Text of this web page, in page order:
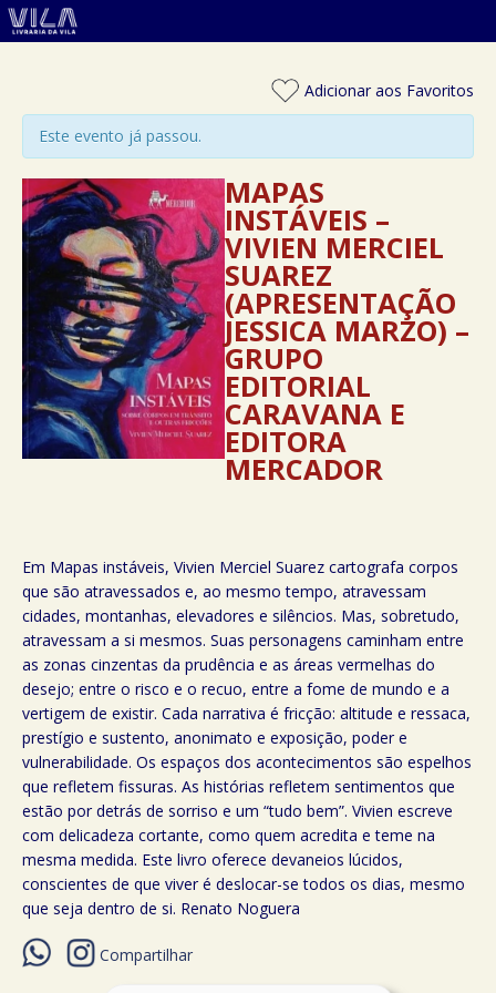
Adicionar aos Favoritos
Este evento já passou.
MAPAS
INSTÁVEIS –
VIVIEN MERCIEL
SUAREZ
(APRESENTAÇÃO
JESSICA MARZO) –
GRUPO
EDITORIAL
CARAVANA E
EDITORA
MERCADOR
Em Mapas instáveis, Vivien Merciel Suarez cartografa corpos
que são atravessados e, ao mesmo tempo, atravessam
cidades, montanhas, elevadores e silêncios. Mas, sobretudo,
atravessam a si mesmos. Suas personagens caminham entre
as zonas cinzentas da prudência e as áreas vermelhas do
desejo; entre o risco e o recuo, entre a fome de mundo e a
vertigem de existir. Cada narrativa é fricção: altitude e ressaca,
prestígio e sustento, anonimato e exposição, poder e
vulnerabilidade. Os espaços dos acontecimentos são espelhos
que refletem fissuras. As histórias refletem sentimentos que
estão por detrás de sorriso e um “tudo bem”. Vivien escreve
com delicadeza cortante, como quem acredita e teme na
mesma medida. Este livro oferece devaneios lúcidos,
conscientes de que viver é deslocar-se todos os dias, mesmo
que seja dentro de si. Renato Noguera
Compartilhar